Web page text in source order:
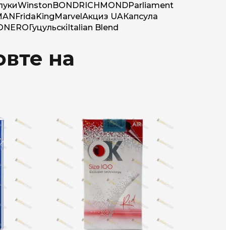
WinstonBONDRICHMONDParliament
FridaKingMarvelАкциз UAКапсула
NEROГуцульскіItalian Blend
на